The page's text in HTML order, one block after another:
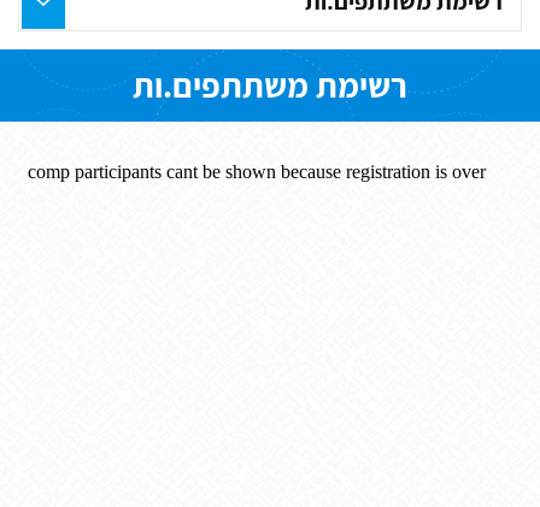
את
העמוד
הרצוי
רשימת משתתפים.ות